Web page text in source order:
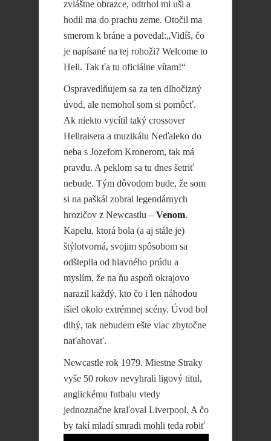
zvláštne obrazce, odtrhol mi uši a
hodil ma do prachu zeme. Otočil ma
smerom k bráne a povedal:„Vidíš, čo
je napísané na tej rohoži? Welcome to
Hell. Tak ťa tu oficiálne vítam!“
Ospravedlňujem sa za ten dlhočizný
úvod, ale nemohol som si pomôcť.
Ak niekto vycítil taký crossover
Hellraisera a muzikálu Neďaleko do
neba s Jozefom Kronerom, tak má
pravdu. A peklom sa tu dnes šetriť
nebude. Tým dôvodom bude, že som
si na paškál zobral legendárnych
hrozičov z Newcastlu – Venom.
Kapelu, ktorá bola (a aj stále je)
štýlotvorná, svojim spôsobom sa
odštepila od hlavného prúdu a
myslím, že na ňu aspoň okrajovo
narazil každý, kto čo i len náhodou
išiel okolo extrémnej scény. Úvod bol
dlhý, tak nebudem ešte viac zbytočne
naťahovať.
Newcastle rok 1979. Miestne Straky
vyše 50 rokov nevyhrali ligový titul,
anglickému futbalu vtedy
jednoznačne kraľoval Liverpool. A čo
by takí mladísmradi mohli teda robiť